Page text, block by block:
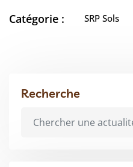
Catégorie : SRP Sols
Recherche